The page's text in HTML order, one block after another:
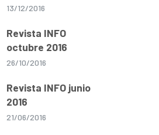
13/12/2016
Revista INFO
octubre 2016
26/10/2016
Revista INFO junio
2016
21/06/2016